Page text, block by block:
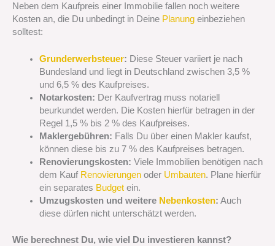
Neben dem Kaufpreis einer Immobilie fallen noch weitere
Kosten an, die Du unbedingt in Deine Planung einbeziehen
solltest:
Grunderwerbsteuer: Diese Steuer variiert je nach
Bundesland und liegt in Deutschland zwischen 3,5 %
und 6,5 % des Kaufpreises.
Notarkosten: Der Kaufvertrag muss notariell
beurkundet werden. Die Kosten hierfür betragen in der
Regel 1,5 % bis 2 % des Kaufpreises.
Maklergebühren: Falls Du über einen Makler kaufst,
können diese bis zu 7 % des Kaufpreises betragen.
Renovierungskosten: Viele Immobilien benötigen nach
dem Kauf Renovierungenoder Umbauten. Plane hierfür
ein separates Budgetein.
Umzugskosten und weitere Nebenkosten: Auch
diese dürfen nicht unterschätzt werden.
Wie berechnest Du, wie viel Du investieren kannst?